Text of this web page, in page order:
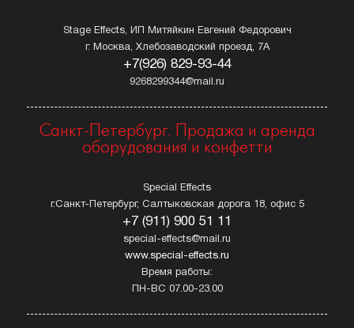
Stage Effects, ИП Митяйкин Евгений Федорович
г. Москва, Хлебозаводский проезд, 7А
+7(926) 829-93-44
9268299344@mail.ru
Санкт-Петербург. Продажа и аренда
оборудования и конфетти
Special Effects
г.Санкт-Петербург, Салтыковская дорога 18, офис 5
+7 (911) 900 51 11
special-effects@mail.ru
www.special-effects.ru
Время работы:
ПН-ВС 07.00-23.00